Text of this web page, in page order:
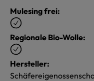
Mulesing frei:
Regionale Bio-Wolle:
Hersteller: